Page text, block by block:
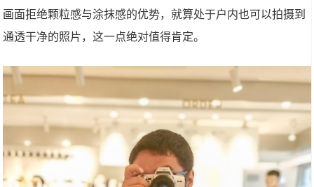
画面拒绝颗粒感与涂抹感的优势，就算处于户内也可以拍摄到
通透干净的照片，这一点绝对值得肯定。